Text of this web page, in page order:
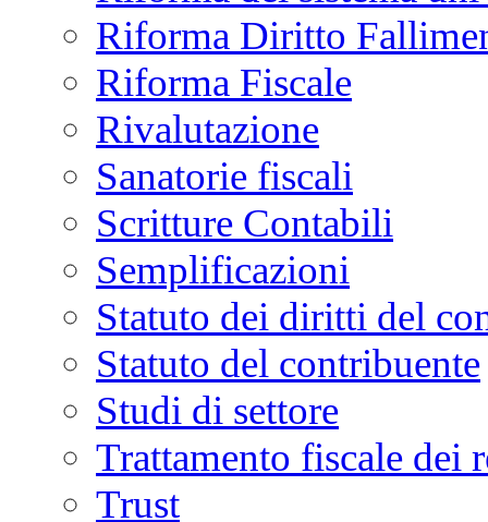
Riforma Diritto
Riforma Fiscale
Rivalutazione
Sanatorie fiscali
Scritture Contabili
Semplificazioni
Statuto dei diritti del
Statuto del contribuente
Studi di settore
Trattamento fiscale dei
Trust